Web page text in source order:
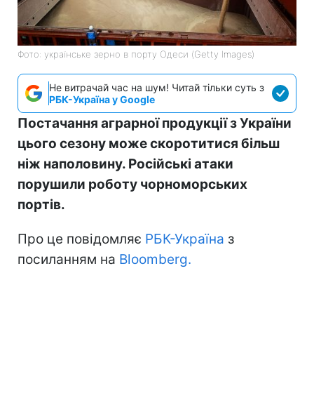
Фото: українське зерно в порту Одеси (Getty Images)
Не витрачай час на шум! Читай тільки суть з
РБК-Україна у Google
Постачання аграрної продукції з України
цього сезону може скоротитися більш
ніж наполовину. Російські атаки
порушили роботу чорноморських
портів.
Про це повідомляє РБК-Україна з
посиланням на Bloomberg.